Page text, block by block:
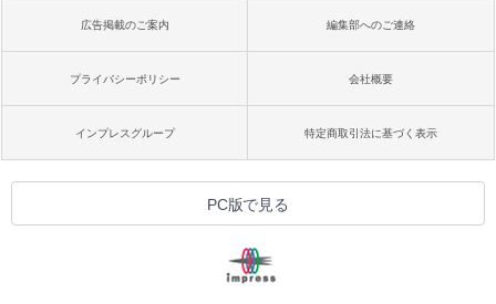
広告掲載のご案内 編集部へのご連絡
プライバシーポリシー 会社概要
インプレスグループ 特定商取引法に基づく表示
PC版で見る